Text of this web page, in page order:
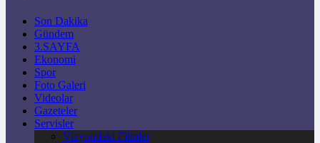
Son Dakika
Gündem
3.SAYFA
Ekonomi
Spor
Foto Galeri
Videolar
Gazeteler
Servisler
Vizyondaki Filmler